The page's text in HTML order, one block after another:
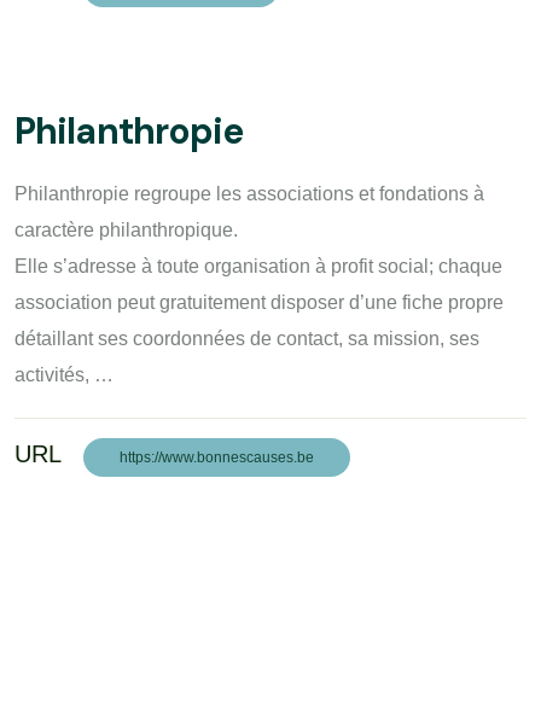
Philanthropie
Philanthropie regroupe les associations et fondations à
caractère philanthropique.
Elle s’adresse à toute organisation à profit social; chaque
association peut gratuitement disposer d’une fiche propre
détaillant ses coordonnées de contact, sa mission, ses
activités, …
URL https://www.bonnescauses.be